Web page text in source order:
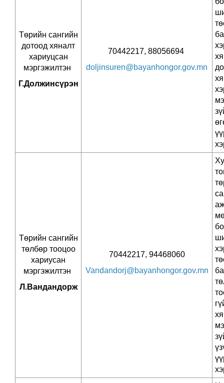
Төрийн сангийн
дотоод хяналт
хариуцсан
мэргэжилтэн
Г.Должинсүрэн
70442217, 88056694
doljinsuren@bayanhongor.gov.mn
Төрийн сангийн
төлбөр тооцоо
хариусан
мэргэжилтэн
Л.Вандандорж
70442217, 94468060
Vandandorj@bayanhongor.gov.mn